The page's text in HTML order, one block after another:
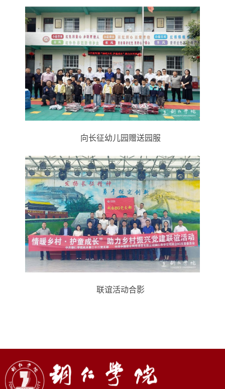
向长征幼儿园赠送园服
联谊活动合影